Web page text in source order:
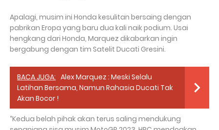
Apalagi, musim ini Honda kesulitan bersaing dengan
pabrikan Eropa yang baru dua kali naik podium. Usai
hengkang dari Honda, Marquez dikabarkan ingin
bergabung dengan tim Satelit Ducati Gresini.
BACA JUGA: Alex Marquez : Meski Selalu
Latihan Bersama, Namun Rahasia Ducati Tak
Akan Bocor !
“Kedua belah pihak akan terus saling mendukung